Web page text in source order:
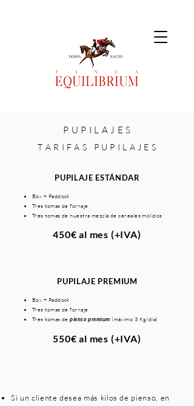
P U P I L A J E S
T A R I F A S P U P I L A J E S
PUPILAJE ESTÁNDAR
Box + Paddock
Tres tomas de forraje
Tres tomas de nuestra mezcla de cereales molidos
450€ al mes (+IVA)
PUPILAJE PREMIUM
Box + Paddock
Tres tomas de forraje
Tres tomas depienso premium (máximo 3 Kg/día)
550€ al mes (+IVA)
Si un cliente desea más kilos de pienso, en